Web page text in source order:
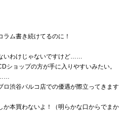
ム書き続けてるのに！
いわけじゃないですけど……
ショップの方が手に入りやすいみたい。
ロ渋谷パルコ店での優遇が際立ってきます
か本買わないよ！（明らかな口からでまか